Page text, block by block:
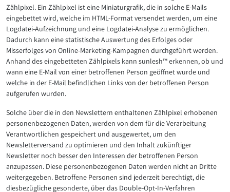
Zählpixel. Ein Zählpixel ist eine Miniaturgrafik, die in solche E-Mails
eingebettet wird, welche im HTML-Format versendet werden, um eine
Logdatei-Aufzeichnung und eine Logdatei-Analyse zu ermöglichen.
Dadurch kann eine statistische Auswertung des Erfolges oder
Misserfolges von Online-Marketing-Kampagnen durchgeführt werden.
Anhand des eingebetteten Zählpixels kann sunlesh™ erkennen, ob und
wann eine E-Mail von einer betroffenen Person geöffnet wurde und
welche in der E-Mail befindlichen Links von der betroffenen Person
aufgerufen wurden.
Solche über die in den Newslettern enthaltenen Zählpixel erhobenen
personenbezogenen Daten, werden von dem für die Verarbeitung
Verantwortlichen gespeichert und ausgewertet, um den
Newsletterversand zu optimieren und den Inhalt zukünftiger
Newsletter noch besser den Interessen der betroffenen Person
anzupassen. Diese personenbezogenen Daten werden nicht an Dritte
weitergegeben. Betroffene Personen sind jederzeit berechtigt, die
diesbezügliche gesonderte, über das Double-Opt-In-Verfahren